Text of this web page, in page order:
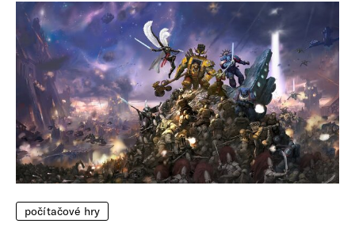
počítačové hry